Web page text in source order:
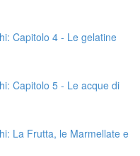
Capitolo 4 - Le gelatine
Capitolo 5 - Le acque di
La Frutta, le Marmellate e